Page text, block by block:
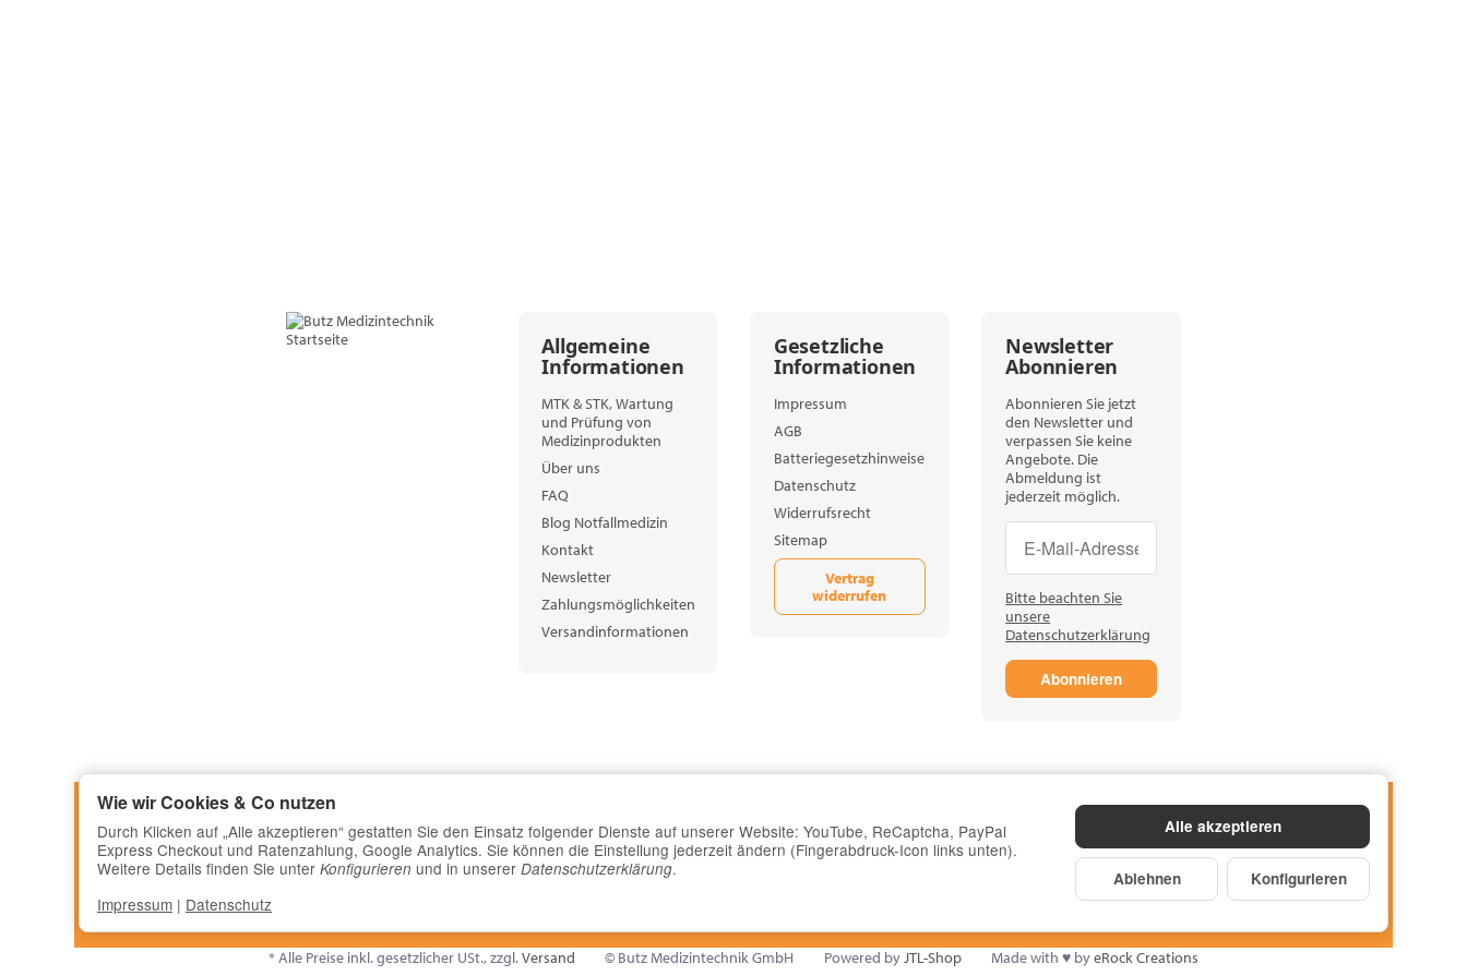
Allgemeine
Informationen
MTK & STK, Wartung
und Prüfung von
Medizinprodukten
Über uns
FAQ
Blog Notfallmedizin
Kontakt
Newsletter
Zahlungsmöglichkeiten
Versandinformationen
Gesetzliche
Informationen
Impressum
AGB
Batteriegesetzhinweise
Datenschutz
Widerrufsrecht
Sitemap
Vertrag
widerrufen
Newsletter
Abonnieren
Abonnieren Sie jetzt
den Newsletter und
verpassen Sie keine
Angebote. Die
Abmeldung ist
jederzeit möglich.
Newsletter Abonnieren
Newsletter Abonnieren
Bitte beachten Sie
unsere
Datenschutzerklärung
Abonnieren
*Alle Preise inkl. gesetzlicher USt., zzgl.Versand © Butz Medizintechnik GmbH Powered byJTL-Shop Made with ♥byeRock Creations
Alle akzeptieren
Ablehnen Konfigurieren
Wie wir Cookies & Co nutzen
Durch Klicken auf „Alle akzeptieren“ gestatten Sie den Einsatz folgender Dienste auf unserer Website: YouTube, ReCaptcha, PayPal
Express Checkout und Ratenzahlung, Google Analytics. Sie können die Einstellung jederzeit ändern (Fingerabdruck-Icon links unten).
Weitere Details finden Sie unter Konfigurieren und in unserer Datenschutzerklärung.
Impressum | Datenschutz